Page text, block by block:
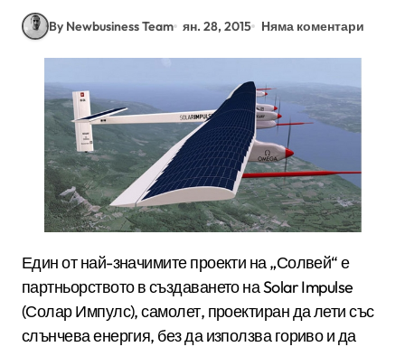
By Newbusiness Team ян. 28, 2015 Няма коментари
Един от най-значимите проекти на „Солвей“ е
партньорството в създаването на Solar Impulse
(Солар Импулс), самолет, проектиран да лети със
слънчева енергия, без да използва гориво и да